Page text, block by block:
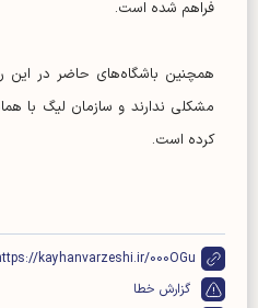
فراهم شده است.
همچنین باشگاه‌های حاضر در این
مشکلی ندارند و سازمان لیگ با
کرده است.
kayhanvarzeshi.ir/000OGu
گزارش خطا